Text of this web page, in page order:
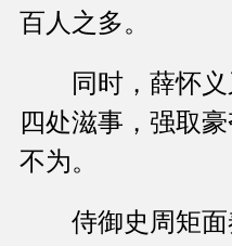
百人之多。
同时，薛怀义
四处滋事，强取
不为。
侍御史周矩面